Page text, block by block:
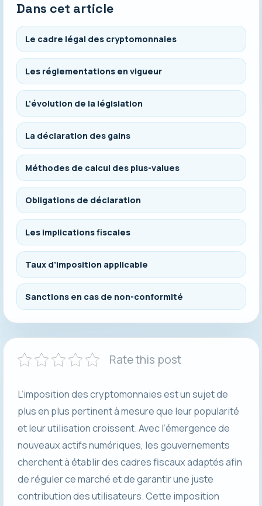
Dans cet article
Le cadre légal des cryptomonnaies
Les réglementations en vigueur
L’évolution de la législation
La déclaration des gains
Méthodes de calcul des plus-values
Obligations de déclaration
Les implications fiscales
Taux d’imposition applicable
Sanctions en cas de non-conformité
Rate this post
L’imposition des cryptomonnaies est un sujet de
plus en plus pertinent à mesure que leur popularité
et leur utilisation croissent. Avec l’émergence de
nouveaux actifs numériques, les gouvernements
cherchent à établir des cadres fiscaux adaptés afin
de réguler ce marché et de garantir une juste
contribution des utilisateurs. Cette imposition